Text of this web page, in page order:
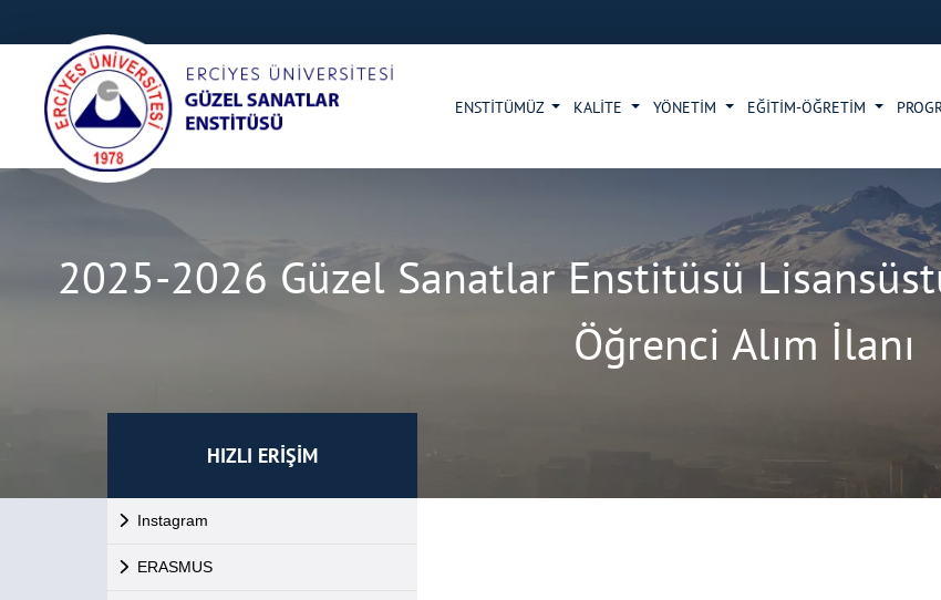
ENSTİTÜMÜZ KALİTE YÖNETİM EĞİTİM-ÖĞRETİM
2025-2026 Güzel Sanatlar Enstitüsü
Öğrenci Alım İlanı
HIZLI ERİŞİM
Instagram
ERASMUS